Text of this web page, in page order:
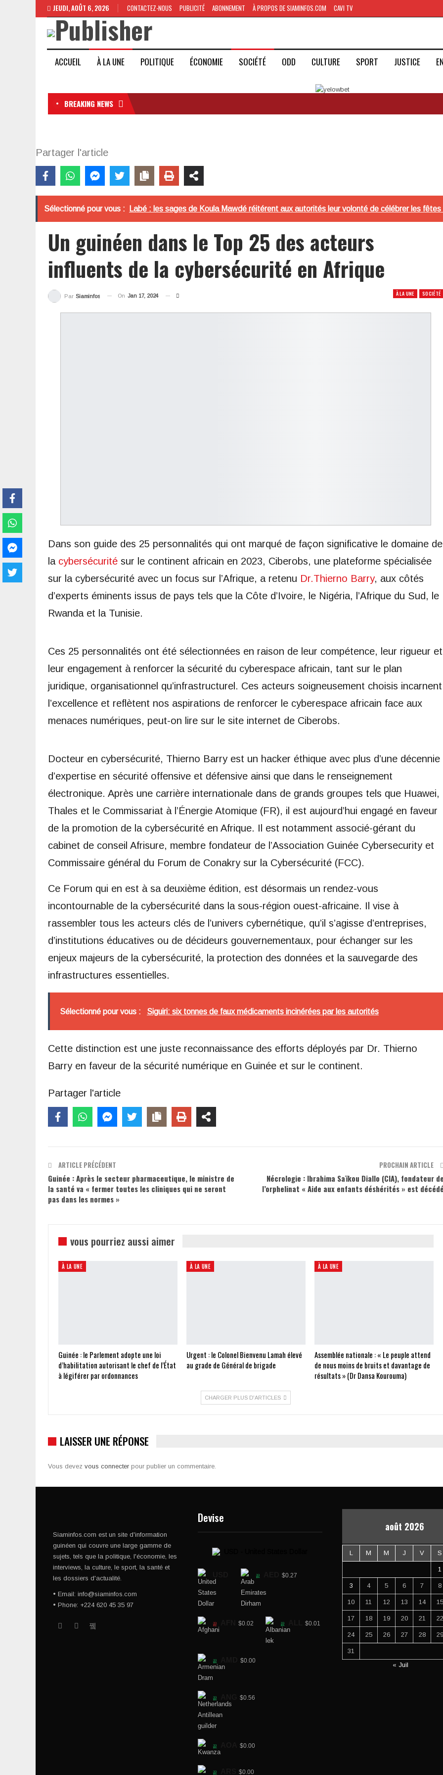
JEUDI, AOÛT 6, 2026 CONTACTEZ-NOUS PUBLICITÉ ABONNEMENT À PROPOS DE SIAMINFOS.COM CAVI TV
ACCUEIL À LA UNE POLITIQUE ÉCONOMIE SOCIÉTÉ ODD CULTURE SPORT JUSTICE
BREAKING NEWS
Partager l'article
Sélectionné pour vous : Labé : les sages de Koula Mawdé réitérent aux autorités leur volonté de célébrer les
Un guinéen dans le Top 25 des acteurs
influents de la cybersécurité en Afrique
À LA UNE SOCIÉTÉ
Par Siaminfos On Jan 17, 2024
Dans son guide des 25 personnalités qui ont marqué de façon significative le domaine de
la cybersécurité sur le continent africain en 2023, Ciberobs, une plateforme spécialisée
sur la cybersécurité avec un focus sur l’Afrique, a retenu Dr.Thierno Barry, aux côtés
d’experts éminents issus de pays tels que la Côte d’Ivoire, le Nigéria, l’Afrique du Sud, le
Rwanda et la Tunisie.
Ces 25 personnalités ont été sélectionnées en raison de leur compétence, leur rigueur et
leur engagement à renforcer la sécurité du cyberespace africain, tant sur le plan
juridique, organisationnel qu’infrastructurel. Ces acteurs soigneusement choisis incarnent
l’excellence et reflètent nos aspirations de renforcer le cyberespace africain face aux
menaces numériques, peut-on lire sur le site internet de Ciberobs.
Docteur en cybersécurité, Thierno Barry est un hacker éthique avec plus d’une décennie
d’expertise en sécurité offensive et défensive ainsi que dans le renseignement
électronique. Après une carrière internationale dans de grands groupes tels que Huawei,
Thales et le Commissariat à l’Énergie Atomique (FR), il est aujourd’hui engagé en faveur
de la promotion de la cybersécurité en Afrique. Il est notamment associé-gérant du
cabinet de conseil Afrisure, membre fondateur de l’Association Guinée Cybersecurity et
Commissaire général du Forum de Conakry sur la Cybersécurité (FCC).
Ce Forum qui en est à sa deuxième édition, est désormais un rendez-vous
incontournable de la cybersécurité dans la sous-région ouest-africaine. Il vise à
rassembler tous les acteurs clés de l’univers cybernétique, qu’il s’agisse d’entreprises,
d’institutions éducatives ou de décideurs gouvernementaux, pour échanger sur les
enjeux majeurs de la cybersécurité, la protection des données et la sauvegarde des
infrastructures essentielles.
Sélectionné pour vous : Siguiri: six tonnes de faux médicaments incinérées par les autorités
Cette distinction est une juste reconnaissance des efforts déployés par Dr. Thierno
Barry en faveur de la sécurité numérique en Guinée et sur le continent.
Partager l'article
ARTICLE PRÉCÉDENT
Guinée : Après le secteur pharmaceutique, le ministre de
la santé va « fermer toutes les cliniques qui ne seront
pas dans les normes »
PROCHAIN ARTICLE
Nécrologie : Ibrahima Saïkou Diallo (CIA), fondateur
l’orphelinat « Aide aux enfants déshérités » est
vous pourriez aussi aimer
À LA UNE
Guinée : le Parlement adopte une loi
d’habilitation autorisant le chef de l’État
à légiférer par ordonnances
À LA UNE
Urgent : le Colonel Bienvenu Lamah élevé
au grade de Général de brigade
À LA UNE
Assemblée nationale : « Le peuple attend
de nous moins de bruits et davantage de
résultats » (Dr Dansa Kourouma)
CHARGER PLUS D'ARTICLES
LAISSER UNE RÉPONSE
Vous devez vous connecter pour publier un commentaire.
Siaminfos.com est un site d'information
guinéen qui couvre une large gamme de
sujets, tels que la politique, l'économie, les
interviews, la culture, le sport, la santé et
les dossiers d'actualité.
• Email: info@siaminfos.com
• Phone: +224 620 45 35 97
Devise
$0.27
$0.02 $0.01
$0.00
$0.56
$0.00
$0.00
août 2026
L M M J V S
1
3 4 5 6 7 8
10 11 12 13 14 15
17 18 19 20 21 22
24 25 26 27 28 29
31
« Juil